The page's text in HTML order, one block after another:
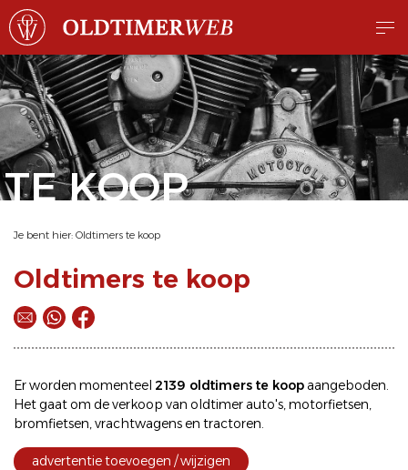
TE KOOP
Je bent hier: Oldtimers te koop
Oldtimers te koop
Er worden momenteel 2139 oldtimers te koopaangeboden.
Het gaat om deverkoop van oldtimerauto's,motorfietsen,
bromfietsen,vrachtwagens en tractoren.
advertentie toevoegen / wijzigen